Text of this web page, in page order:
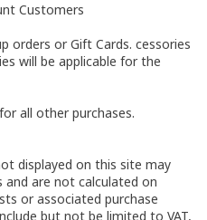
Customers
orders or Gift Cards. cessories
will be applicable for the
all other purchases.
displayed on this site may
and are not calculated on
or associated purchase
but not be limited to VAT,